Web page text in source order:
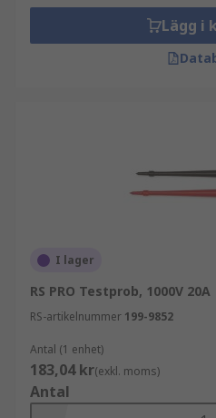
Lägg i
I lager
RS PRO Testprob, 1000V 20A
RS-artikelnummer 199-9852
Antal (1 enhet)
183,04 kr(exkl. moms)
Antal